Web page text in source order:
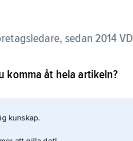
sedan 2014 VD
i såväl datalogi
1992 började inom
komma åt hela artikeln?
kunskap.